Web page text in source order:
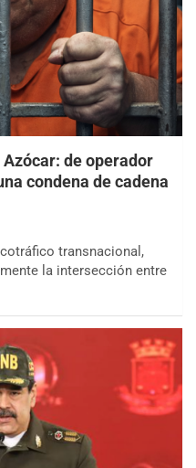
Azócar: de operador
condena de cadena
transnacional,
la intersección entre